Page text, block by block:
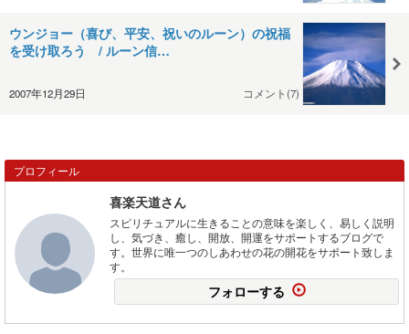
ウンジョー（喜び、平安、祝いのルーン）の祝福
を受け取ろう / ルーン信…
2007年12月29日 コメント(7)
プロフィール
喜楽天道さん
スピリチュアルに生きることの意味を楽しく、易しく説明
し、気づき、癒し、開放、開運をサポートするブログで
す。世界に唯一つのしあわせの花の開花をサポート致しま
す。
フォローする